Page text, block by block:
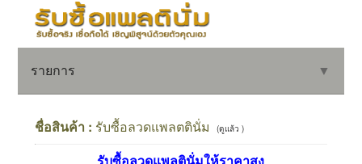
รายการ ▼
ชื่อสินค้า : รับซื้อลวดแพลตตินั่ม (ดูแล้ว )